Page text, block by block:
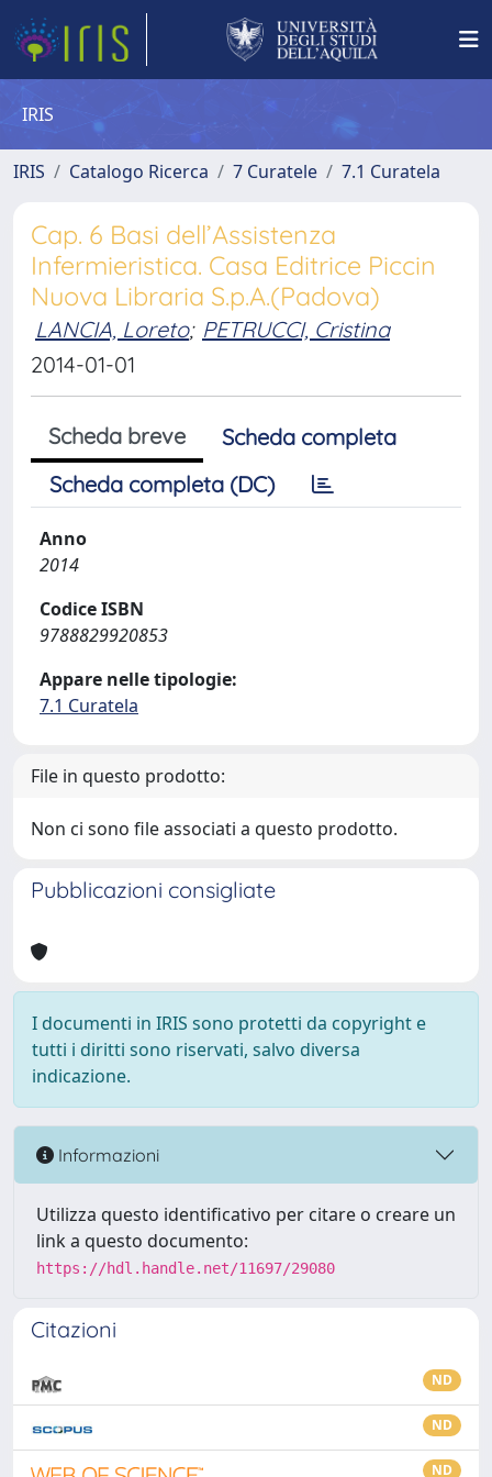
IRIS
IRIS Catalogo Ricerca 7 Curatele 7.1 Curatela
Cap. 6 Basi dell’Assistenza
Infermieristica. Casa Editrice Piccin
Nuova Libraria S.p.A.(Padova)
LANCIA, Loreto; PETRUCCI, Cristina
2014-01-01
Scheda breve
Scheda completa
Scheda completa (DC)
Anno
2014
Codice ISBN
9788829920853
Appare nelle tipologie:
7.1 Curatela
File in questo prodotto:
Non ci sono file associati a questo prodotto.
Pubblicazioni consigliate
I documenti in IRIS sono protetti da copyright e
tutti i diritti sono riservati, salvo diversa
indicazione.
Informazioni
Utilizza questo identificativo per citare o creare un
link a questo documento:
https://hdl.handle.net/11697/29080
Citazioni
ND
ND
ND